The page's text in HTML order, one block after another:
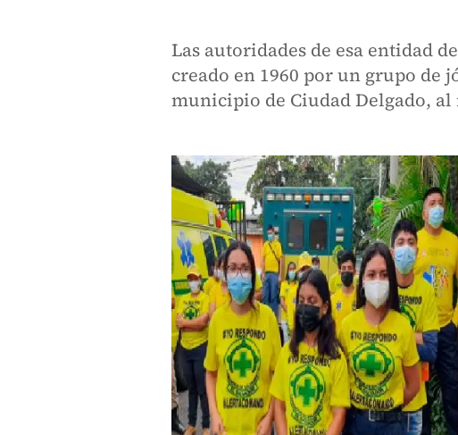
Las autoridades de esa entidad
creado en 1960 por un grupo de
municipio de Ciudad Delgado, al